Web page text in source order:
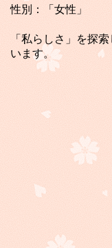
性別：「女性」
「私らしさ」を探
います。